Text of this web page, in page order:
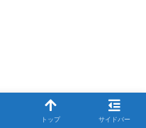
トップ サイドバー